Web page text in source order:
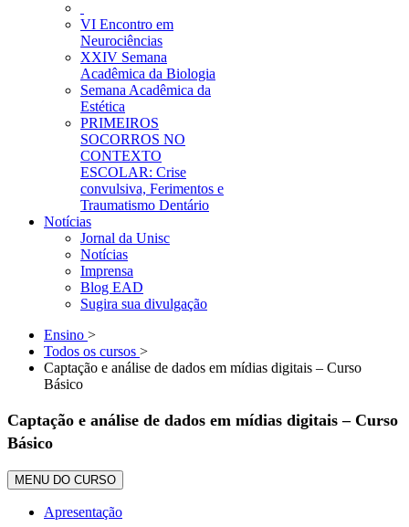
VI Encontro em
Neurociências
XXIV Semana
Acadêmica da Biologia
Semana Acadêmica da
Estética
PRIMEIROS
SOCORROS NO
CONTEXTO
ESCOLAR: Crise
convulsiva, Ferimentos e
Traumatismo Dentário
Notícias
Jornal da Unisc
Notícias
Imprensa
Blog EAD
Sugira sua divulgação
Ensino >
Todos os cursos >
Captação e análise de dados em mídias digitais – Curso
Básico
Captação e análise de dados em mídias digitais – Curso
Básico
MENU DO CURSO
Apresentação